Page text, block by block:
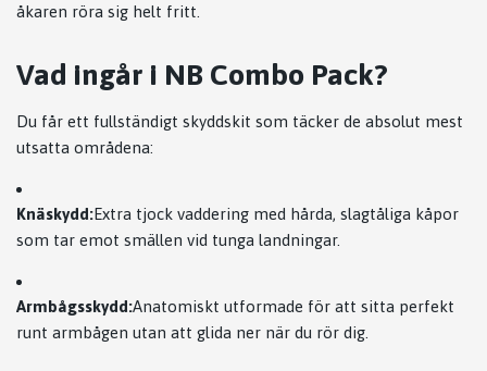
åkaren röra sig helt fritt.
Vad ingår i NB Combo Pack?
Du får ett fullständigt skyddskit som täcker de absolut mest
utsatta områdena:
Knäskydd:Extra tjock vaddering med hårda, slagtåliga kåpor
som tar emot smällen vid tunga landningar.
Armbågsskydd:Anatomiskt utformade för att sitta perfekt
runt armbågen utan att glida ner när du rör dig.